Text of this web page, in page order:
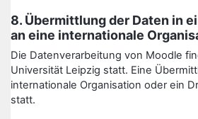
8. Übermittlung der Daten in
an eine internationale
Die Datenverarbeitung von Moodle
Universität Leipzig statt. Eine
internationale Organisation oder ein
statt.